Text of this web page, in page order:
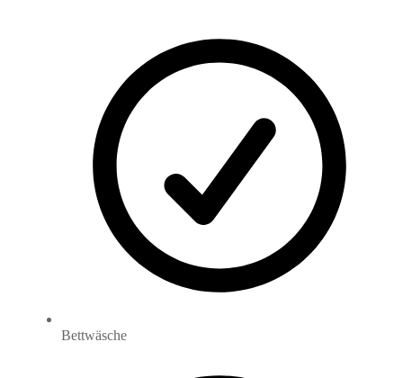
Bettwäsche